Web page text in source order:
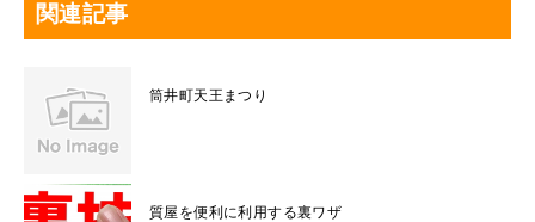
関連記事
筒井町天王まつり
質屋を便利に利用する裏ワザ